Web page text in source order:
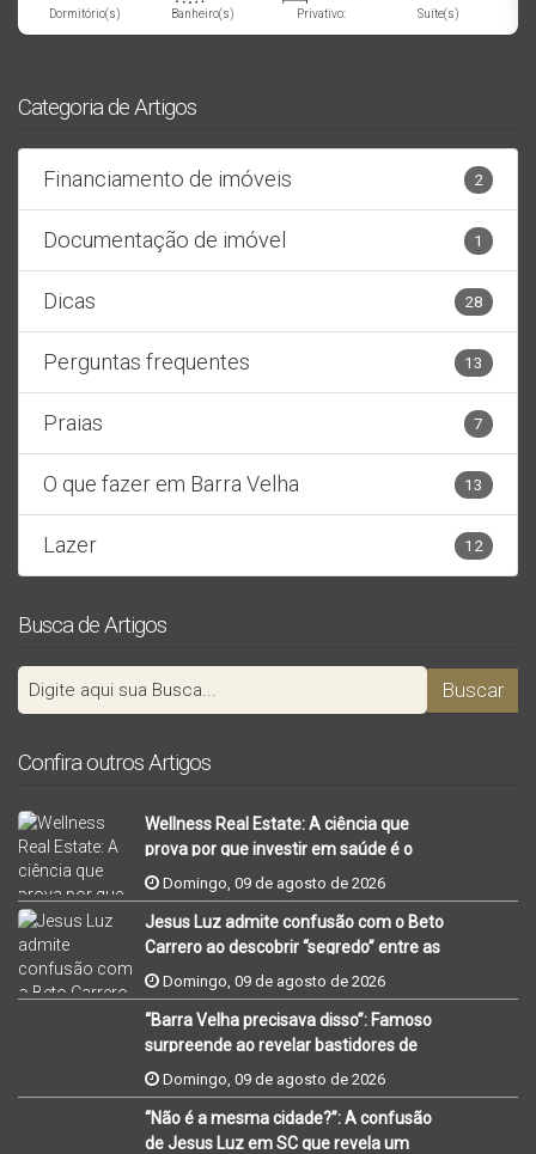
Dormitório(s) Banheiro(s) Privativo: Suíte(s)
134 m² 2 134 m² 134 m²
Categoria de Artigos
Financiamento de imóveis 2
Documentação de imóvel 1
Dicas 28
Perguntas frequentes 13
Praias 7
O que fazer em Barra Velha 13
Lazer 12
Busca de Artigos
Confira outros Artigos
Wellness Real Estate: A ciência que
prova por que investir em saúde é o
negócio mais lucrativo de 2026
Domingo, 09 de agosto de 2026
Jesus Luz admite confusão com o Beto
Carrero ao descobrir “segredo” entre as
praias mais famosas de SC
Domingo, 09 de agosto de 2026
“Barra Velha precisava disso”: Famoso
surpreende ao revelar bastidores de
encontro de empresários no litoral
Domingo, 09 de agosto de 2026
“Não é a mesma cidade?”: A confusão
de Jesus Luz em SC que revela um